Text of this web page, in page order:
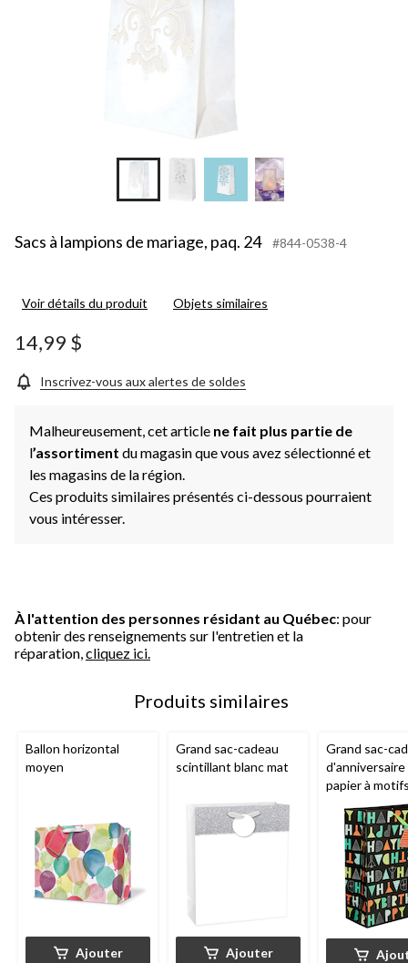
Sacs à lampions de mariage, paq. 24 #844-0538-4
Voir détails du produit Objets similaires
14,99 $
Inscrivez-vous aux alertes de soldes
Malheureusement, cet article ne fait plus partie de
l’assortiment du magasin que vous avez sélectionné et
les magasins de la région.
Ces produits similaires présentés ci-dessous pourraient
vous intéresser.
À l'attention des personnes résidant au Québec: pour
obtenir des renseignements sur l'entretien et la
réparation, cliquez ici.
Produits similaires
Ballon horizontal
moyen
Ajouter
Grand sac-cadeau
scintillant blanc mat
Ajouter
Grand sac-
d'anniversaire
papier à